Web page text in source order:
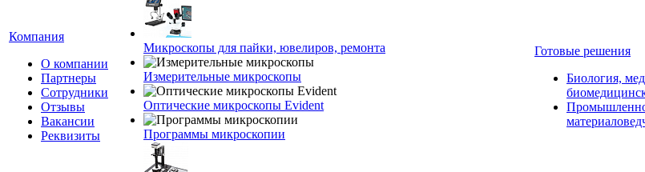
Компания
О компании
Партнеры
Сотрудники
Отзывы
Вакансии
Реквизиты
Микроскопы для пайки, ювелиров, ремонта
Измерительные микроскопы
Оптические микроскопы Evident
Программы микроскопии
Готовые решения
Биология,